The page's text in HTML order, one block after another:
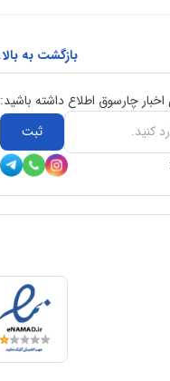
بازگشت به بالا
اخبار چارسوق اطلاع داشته باشید:
ثبت